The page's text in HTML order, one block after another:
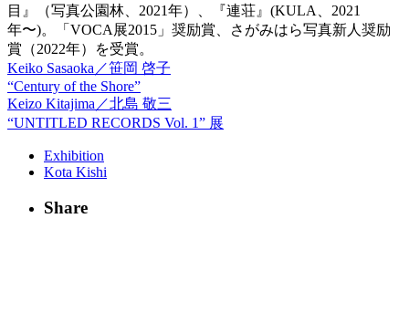
目』（写真公園林、2021年）、『連荘』(KULA、2021
年〜)。「VOCA展2015」奨励賞、さがみはら写真新人奨励
賞（2022年）を受賞。
Keiko Sasaoka／笹岡 啓子
“Century of the Shore”
Keizo Kitajima／北島 敬三
“UNTITLED RECORDS Vol. 1” 展
Exhibition
Kota Kishi
Share